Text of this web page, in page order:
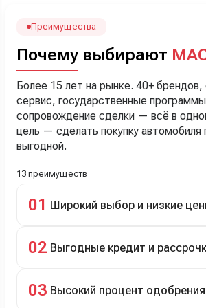
менеджеру Сергею, профессионал
Преимущества
Почему выбирают
Более 15 лет на рынке. 40+
сервис, государственные
сопровождение сделки — всё в
цель — сделать покупку автомобиля
выгодной.
13 преимуществ
01 Широкий выбор и низкие
подержанные авто.
02 Выгодные кредит и
рассрочка 0% на 2 года при первом
03 Высокий процент одобрения